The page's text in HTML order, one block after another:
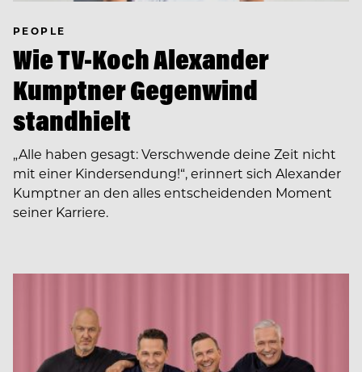
PEOPLE
Wie TV-Koch Alexander
Kumptner Gegenwind
standhielt
„Alle haben gesagt: Verschwende deine Zeit nicht
mit einer Kindersendung!“, erinnert sich Alexander
Kumptner an den alles entscheidenden Moment
seiner Karriere.